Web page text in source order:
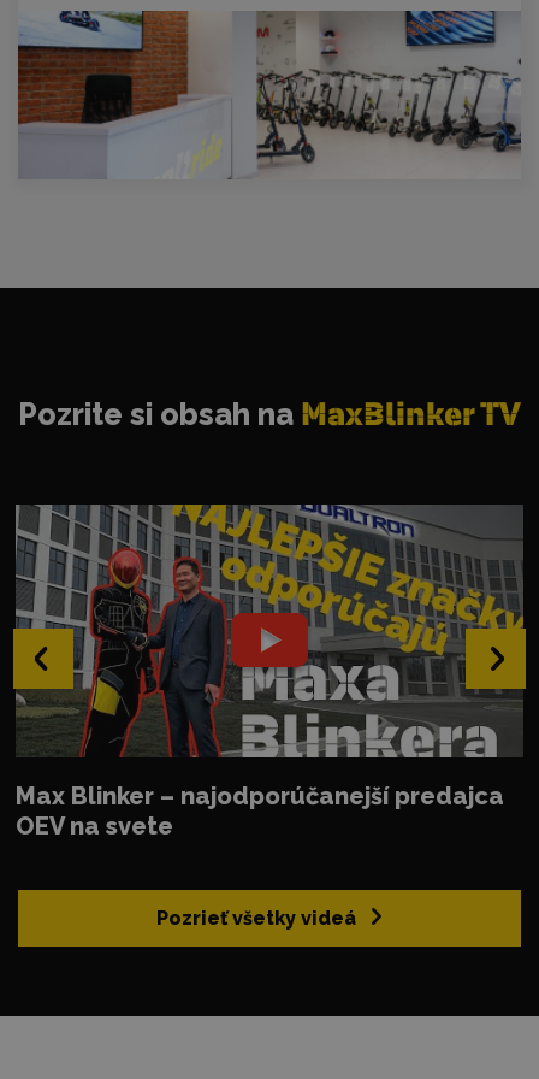
Pozrieť všetky videá
Pozrite si obsah na MaxBlinker TV
Max Blinker – najodporúčanejší predajca
OEV na svete
‹ ›